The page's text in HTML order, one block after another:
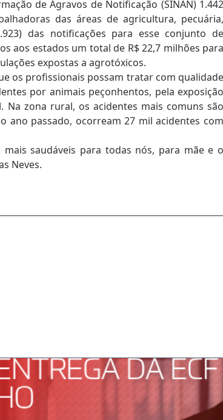
de Agravos de Notificação (SINAN) 1.442
das áreas de agricultura, pecuária,
das notificações para esse conjunto de
aos estados um total de R$ 22,7 milhões para
expostas a agrotóxicos.
os profissionais possam tratar com qualidade
por animais peçonhentos, pela exposição
zona rural, os acidentes mais comuns são
ano passado, ocorream 27 mil acidentes com
saudáveis para todas nós, para mãe e o
Neves.